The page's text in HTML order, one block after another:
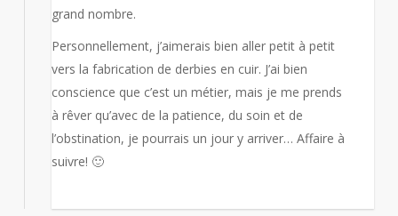
grand nombre.
Personnellement, j’aimerais bien aller petit à petit
vers la fabrication de derbies en cuir. J’ai bien
conscience que c’est un métier, mais je me prends
à rêver qu’avec de la patience, du soin et de
l’obstination, je pourrais un jour y arriver… Affaire à
suivre! 🙂